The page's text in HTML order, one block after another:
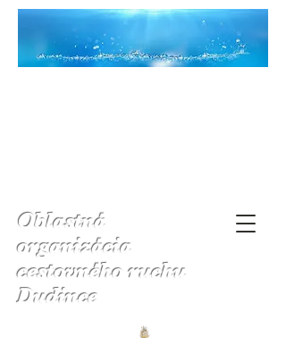
Oblastná
organizácia
cestovného ruchu
Dudince